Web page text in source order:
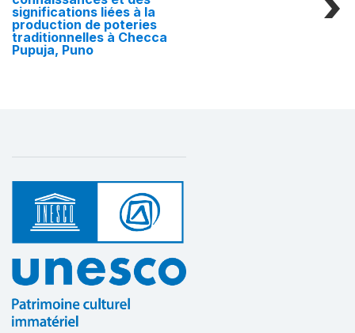
significations liées à la
production de poteries
traditionnelles à Checca
Pupuja, Puno